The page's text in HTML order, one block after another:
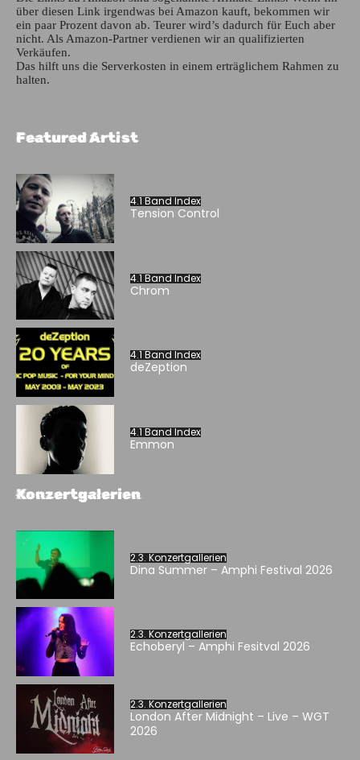
über diesen Link irgendwas bei Amazon kauft, bekommen wir
ein paar Prozent davon ab. Teurer wird’s dadurch für Euch aber
nicht. Als Amazon-Partner verdienen wir an qualifizierten
Verkäufen.
Das hilft uns die Serverkosten in einem erträglichem Rahmen zu
halten.
Featured Artist
4.1 Band Index
Tension Control
4.1 Band Index
Chrom
4.1 Band Index
deZeption
4.1 Band Index
Emmon
Konzertgalerien
2.3. Konzertgallerien
Dina Summer – Amphi Festival 2026
2.3. Konzertgallerien
Echoberyl – Amphi Fesitval 2026
2.3. Konzertgallerien
London After Midnight – Live – WGT
2026